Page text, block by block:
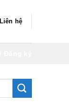
Liên hệ